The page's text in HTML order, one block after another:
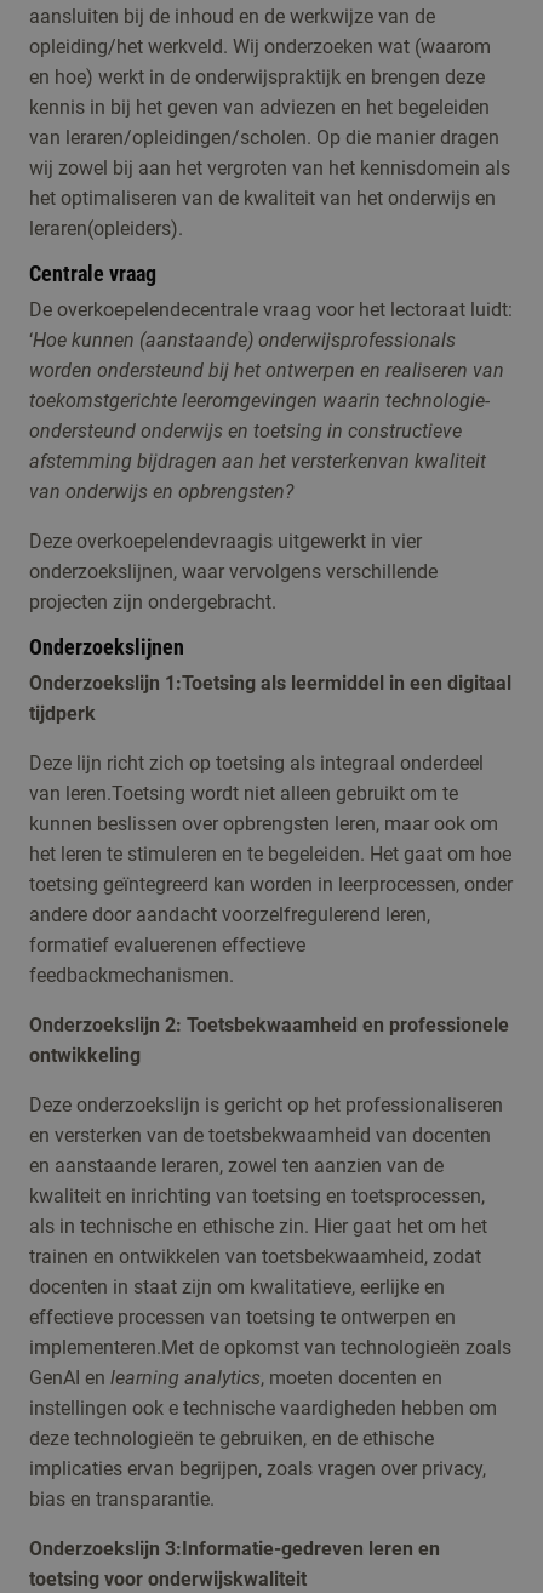
aansluiten bij de inhoud en de werkwijze van de
opleiding/het werkveld. Wij onderzoeken wat (waarom
en hoe) werkt in de onderwijspraktijk en brengen deze
kennis in bij het geven van adviezen en het begeleiden
van leraren/opleidingen/scholen. Op die manier dragen
wij zowel bij aan het vergroten van het kennisdomein als
het optimaliseren van de kwaliteit van het onderwijs en
leraren(opleiders).
Centrale vraag
De overkoepelendecentrale vraag voor het lectoraat luidt:
‘Hoe kunnen (aanstaande) onderwijsprofessionals
worden ondersteund bij het ontwerpen en realiseren van
toekomstgerichte leeromgevingen waarin technologie-
ondersteund onderwijs en toetsing in constructieve
afstemming bijdragen aan het versterkenvan kwaliteit
van onderwijs en opbrengsten?
Deze overkoepelendevraagis uitgewerkt in vier
onderzoekslijnen, waar vervolgens verschillende
projecten zijn ondergebracht.
Onderzoekslijnen
Onderzoekslijn 1:Toetsing als leermiddel in een digitaal
tijdperk
Deze lijn richt zich op toetsing als integraal onderdeel
van leren.Toetsing wordt niet alleen gebruikt om te
kunnen beslissen over opbrengsten leren, maar ook om
het leren te stimuleren en te begeleiden. Het gaat om hoe
toetsing geïntegreerd kan worden in leerprocessen, onder
andere door aandacht voorzelfregulerend leren,
formatief evaluerenen effectieve
feedbackmechanismen.
Onderzoekslijn 2: Toetsbekwaamheid en professionele
ontwikkeling
Deze onderzoekslijn is gericht op het professionaliseren
en versterken van de toetsbekwaamheid van docenten
en aanstaande leraren, zowel ten aanzien van de
kwaliteit en inrichting van toetsing en toetsprocessen,
als in technische en ethische zin. Hier gaat het om het
trainen en ontwikkelen van toetsbekwaamheid, zodat
docenten in staat zijn om kwalitatieve, eerlijke en
effectieve processen van toetsing te ontwerpen en
implementeren.Met de opkomst van technologieën zoals
GenAI en learning analytics, moeten docenten en
instellingen ook e technische vaardigheden hebben om
deze technologieën te gebruiken, en de ethische
implicaties ervan begrijpen, zoals vragen over privacy,
bias en transparantie.
Onderzoekslijn 3:Informatie-gedreven leren en
toetsing voor onderwijskwaliteit